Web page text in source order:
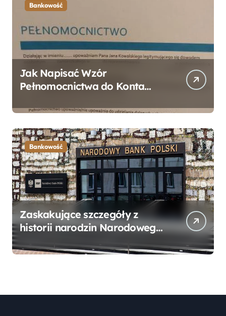
Bankowość
Jak Napisać Wzór
Pełnomocnictwa do Konta
Przewodnik
Bankowość
Zaskakujące szczegóły z
historii narodzin Narodowego
mogłeś nie wiedzieć